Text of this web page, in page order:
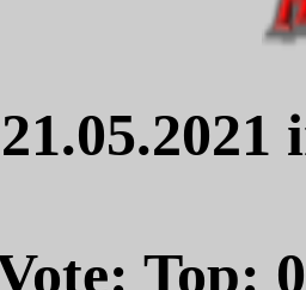
Top: 0